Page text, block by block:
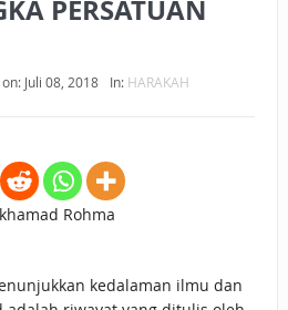
DENGAN CARA MENGANGSUR
PERSATUAN
on: Juli 08, 2018 In: HARAKAH
Rohma
kedalaman ilmu dan